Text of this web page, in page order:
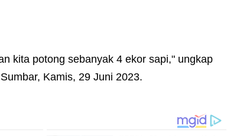
kita potong sebanyak 4 ekor sapi," ungkap
Kamis, 29 Juni 2023.